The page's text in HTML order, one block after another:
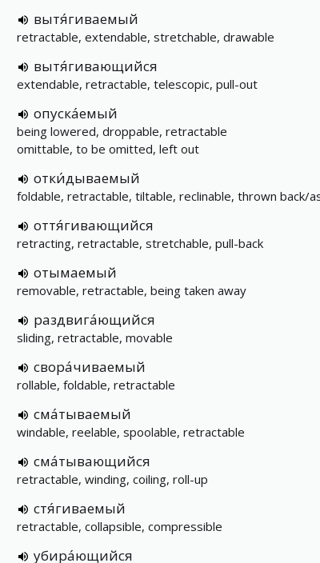
вытя́гиваемый
retractable, extendable, stretchable, drawable
вытя́гивающийся
extendable, retractable, telescopic, pull-out
опуска́емый
being lowered, droppable, retractable
omittable, to be omitted, left out
отки́дываемый
foldable, retractable, tiltable, reclinable, thrown back/
оття́гивающийся
retracting, retractable, stretchable, pull-back
отымаемый
removable, retractable, being taken away
раздвига́ющийся
sliding, retractable, movable
свора́чиваемый
rollable, foldable, retractable
сма́тываемый
windable, reelable, spoolable, retractable
сма́тывающийся
retractable, winding, coiling, roll-up
стя́гиваемый
retractable, collapsible, compressible
убира́ющийся